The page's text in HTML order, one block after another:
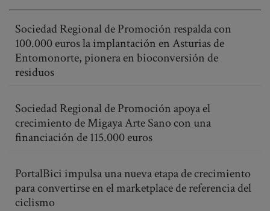
Sociedad Regional de Promoción respalda con
100.000 euros la implantación en Asturias de
Entomonorte, pionera en bioconversión de
residuos
Sociedad Regional de Promoción apoya el
crecimiento de Migaya Arte Sano con una
financiación de 115.000 euros
PortalBici impulsa una nueva etapa de crecimiento
para convertirse en el marketplace de referencia del
ciclismo